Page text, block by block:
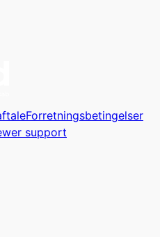
Forretningsbetingelser
support